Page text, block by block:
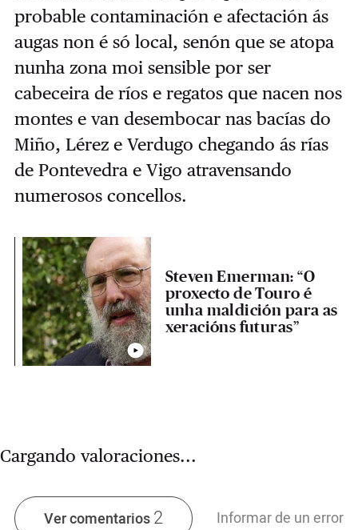
probable contaminación e afectación ás
augas non é só local, senón que se atopa
nunha zona moi sensible por ser
cabeceira de ríos e regatos que nacen nos
montes e van desembocar nas bacías do
Miño, Lérez e Verdugo chegando ás rías
de Pontevedra e Vigo atravensando
numerosos concellos.
Steven Emerman: “O
proxecto de Touro é
unha maldición para as
xeracións futuras”
Cargando valoraciones...
Ver comentarios2 Informar de un error